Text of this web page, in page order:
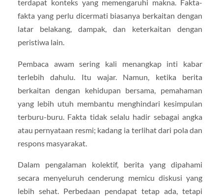
terdapat konteks yang memengaruhi makna. Fakta-
fakta yang perlu dicermati biasanya berkaitan dengan
latar belakang, dampak, dan keterkaitan dengan
peristiwa lain.
Pembaca awam sering kali menangkap inti kabar
terlebih dahulu. Itu wajar. Namun, ketika berita
berkaitan dengan kehidupan bersama, pemahaman
yang lebih utuh membantu menghindari kesimpulan
terburu-buru. Fakta tidak selalu hadir sebagai angka
atau pernyataan resmi; kadang ia terlihat dari pola dan
respons masyarakat.
Dalam pengalaman kolektif, berita yang dipahami
secara menyeluruh cenderung memicu diskusi yang
lebih sehat. Perbedaan pendapat tetap ada, tetapi